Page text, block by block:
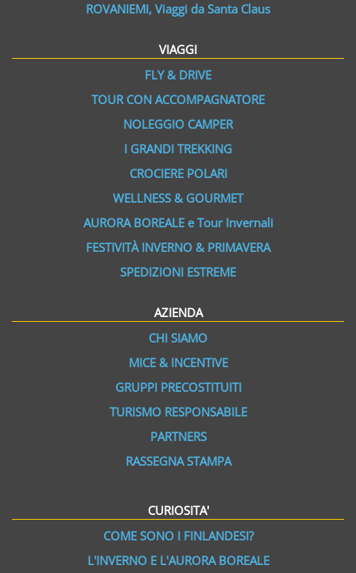
ROVANIEMI, Viaggi da Santa Claus
VIAGGI
FLY & DRIVE
TOUR CON ACCOMPAGNATORE
NOLEGGIO CAMPER
I GRANDI TREKKING
CROCIERE POLARI
WELLNESS & GOURMET
AURORA BOREALE e Tour Invernali
FESTIVITÀ INVERNO & PRIMAVERA
SPEDIZIONI ESTREME
AZIENDA
CHI SIAMO
MICE & INCENTIVE
GRUPPI PRECOSTITUITI
TURISMO RESPONSABILE
PARTNERS
RASSEGNA STAMPA
CURIOSITA'
COME SONO I FINLANDESI?
L'INVERNO E L'AURORA BOREALE